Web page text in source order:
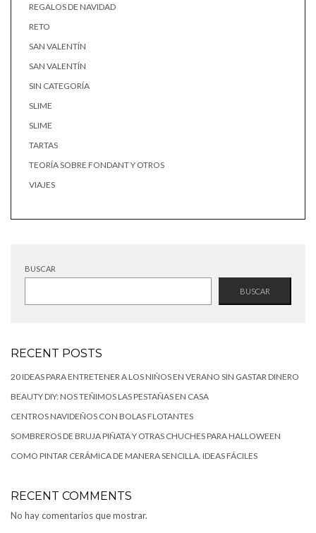
REGALOS DE NAVIDAD
RETO
SAN VALENTÍN
SAN VALENTÍN
SIN CATEGORÍA
SLIME
SLIME
TARTAS
TEORÍA SOBRE FONDANT Y OTROS
VIAJES
BUSCAR
BUSCAR
RECENT POSTS
20 IDEAS PARA ENTRETENER A LOS NIÑOS EN VERANO SIN GASTAR DINERO
BEAUTY DIY: NOS TEÑIMOS LAS PESTAÑAS EN CASA
CENTROS NAVIDEÑOS CON BOLAS FLOTANTES
SOMBREROS DE BRUJA PIÑATA Y OTRAS CHUCHES PARA HALLOWEEN
COMO PINTAR CERÁMICA DE MANERA SENCILLA. IDEAS FÁCILES
RECENT COMMENTS
No hay comentarios que mostrar.